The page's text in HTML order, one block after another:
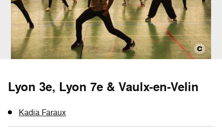
Lyon 3e, Lyon 7e & Vaulx-en-Velin
Kadia Faraux